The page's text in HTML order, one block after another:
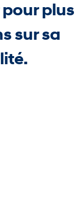
plus
sur sa